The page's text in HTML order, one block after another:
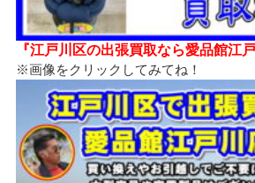
『江戸川区の出張買取なら愛品館江戸
※画像をクリックしてみてね！